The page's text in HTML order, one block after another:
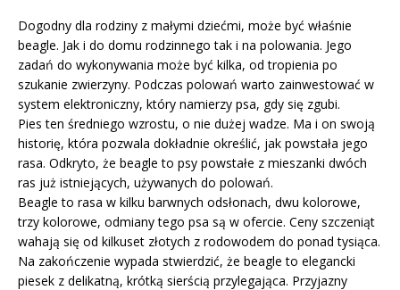
Dogodny dla rodziny z małymi dziećmi, może być właśnie
beagle. Jak i do domu rodzinnego tak i na polowania. Jego
zadań do wykonywania może być kilka, od tropienia po
szukanie zwierzyny. Podczas polowań warto zainwestować w
system elektroniczny, który namierzy psa, gdy się zgubi.
Pies ten średniego wzrostu, o nie dużej wadze. Ma i on swoją
historię, która pozwala dokładnie określić, jak powstała jego
rasa. Odkryto, że beagle to psy powstałe z mieszanki dwóch
ras już istniejących, używanych do polowań.
Beagle to rasa w kilku barwnych odsłonach, dwu kolorowe,
trzy kolorowe, odmiany tego psa są w ofercie. Ceny szczeniąt
wahają się od kilkuset złotych z rodowodem do ponad tysiąca.
Na zakończenie wypada stwierdzić, że beagle to elegancki
piesek z delikatną, krótką sierścią przylegająca. Przyjazny